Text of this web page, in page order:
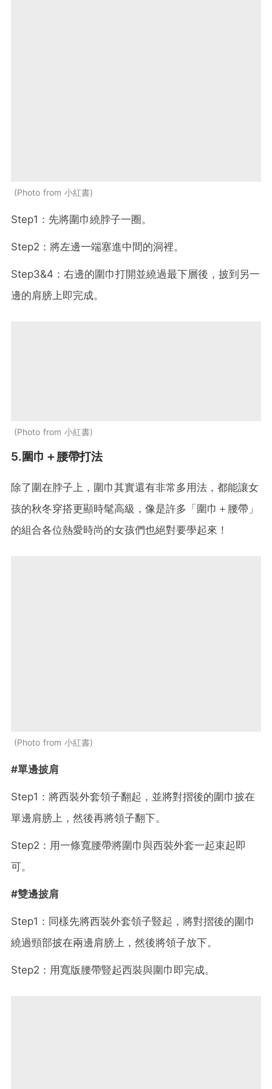
Photo from 小紅書
Step1：先將圍巾繞脖子一圈。
Step2：將左邊一端塞進中間的洞裡。
Step3&4：右邊的圍巾打開並繞過最下層後，披到另一
邊的肩膀上即完成。
Photo from 小紅書
5.圍巾＋腰帶打法
除了圍在脖子上，圍巾其實還有非常多用法，都能讓女
孩的秋冬穿搭更顯時髦高級，像是許多「圍巾＋腰帶」
的組合各位熱愛時尚的女孩們也絕對要學起來！
Photo from 小紅書
#單邊披肩
Step1：將西裝外套領子翻起，並將對摺後的圍巾披在
單邊肩膀上，然後再將領子翻下。
Step2：用一條寬腰帶將圍巾與西裝外套一起束起即
可。
#雙邊披肩
Step1：同樣先將西裝外套領子豎起，將對摺後的圍巾
繞過頸部披在兩邊肩膀上，然後將領子放下。
Step2：用寬版腰帶豎起西裝與圍巾即完成。